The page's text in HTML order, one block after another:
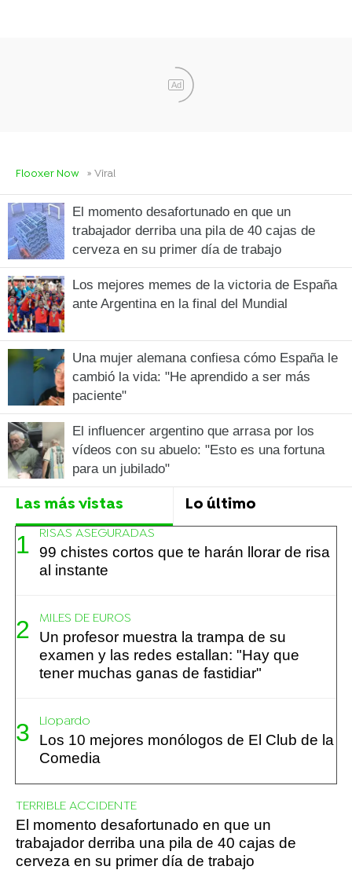
Ad
Flooxer Now » Viral
El momento desafortunado en que un
trabajador derriba una pila de 40 cajas de
cerveza en su primer día de trabajo
Los mejores memes de la victoria de España
ante Argentina en la final del Mundial
Una mujer alemana confiesa cómo España le
cambió la vida: "He aprendido a ser más
paciente"
El influencer argentino que arrasa por los
vídeos con su abuelo: "Esto es una fortuna
para un jubilado"
Las más vistas Lo último
RISAS ASEGURADAS
99 chistes cortos que te harán llorar de risa
al instante
MILES DE EUROS
Un profesor muestra la trampa de su
examen y las redes estallan: "Hay que
tener muchas ganas de fastidiar"
Liopardo
Los 10 mejores monólogos de El Club de la
Comedia
TERRIBLE ACCIDENTE
El momento desafortunado en que un
trabajador derriba una pila de 40 cajas de
cerveza en su primer día de trabajo